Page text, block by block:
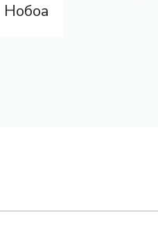
Нобоа